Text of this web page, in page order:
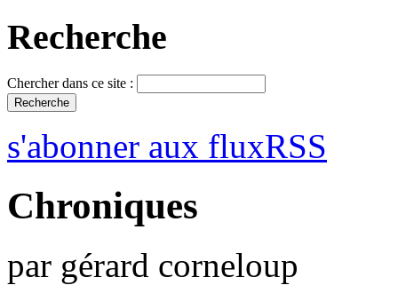
Recherche
Chercher dans ce site :
s'abonner aux fluxRSS
Chroniques
par gérard corneloup